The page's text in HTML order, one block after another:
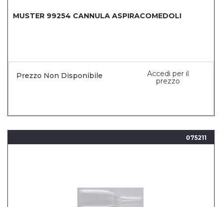
MUSTER 99254 CANNULA ASPIRACOMEDOLI
Prezzo Non Disponibile
Accedi per il
prezzo
075211